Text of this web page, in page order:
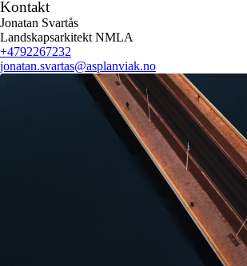
Kontakt
Jonatan Svartås
Landskapsarkitekt NMLA
+4792267232
jonatan.svartas@asplanviak.no